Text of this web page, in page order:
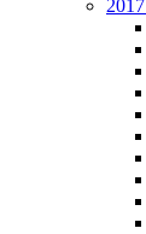
2017